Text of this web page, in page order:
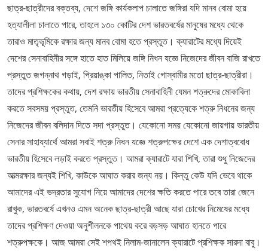
ছাত্র-ছাত্রীদের বক্তব্য, দেশে জঙ্গি কার্যকলাপ চালাতে জঙ্গিরা যদি মানব বোমা হয়ে
হত্যালীলা চালাতে পারে, তাহলে ১৩০ কোটির দেশ ভারতবর্ষের মানুষের মধ্যে থেকে
তারাও মাতৃভূমিকে রক্ষার জন্য মানব বোমা হতে প্রস্তুত। ক্যারাটের মধ্যে দিয়েই
দেশের সেনাবাহিনীর সঙ্গে হাতে হাত মিলিয়ে জঙ্গি নিধন যজ্ঞে নিজেদের জীবন বাজি রাখতে
প্রস্তুত জগন্নাথ গড়াই, প্রিয়াঙ্কা পালিত, নিতাই গোস্বামীর মতো ছাত্র-ছাত্রীরা।
তাদের প্রশিক্ষকের কথায়, দেশ রক্ষায় ভারতীয় সেনাবাহিনী যেমন শত্রুদের মোকাবিলা
করতে সবসময় প্রস্তুত, তেমনি ভারতীয় হিসেবে আমরা প্রত্যেকে শত্রু নিধনের জন্য
নিজেদের জীবন বলিদান দিতে সদা প্রস্তুত। যেকোনো সময় যেকোনো জায়গায় ভারতীয়
সেনার সাহায্যার্থে আমরা সবাই শত্রু নিধন যজ্ঞে শত্রুপক্ষের দেশে এক দেশাত্ববোধ
ভারতীয় হিসেবে লড়াই করতে প্রস্তুত। আমরা ক্যারাটে যারা শিখি, তারা শুধু নিজেদের
আত্মরক্ষার জন্যই শিখি, কাউকে আঘাত করার জন্য নয়। কিন্তু কেউ যদি ভেবে থাকে
আমাদের এই ভদ্রতার সুযোগ নিয়ে আমাদের দেশের ক্ষতি করতে পারে তবে তারা জেনে
রাখুক, ভারতবর্ষে এখনও এমন অনেক ছাত্র-ছাত্রী আছে যারা চোখের নিমেষের মধ্যে
তাদের প্রশিক্ষণ দেওয়া অনুশীলনকে পাথেয় করে বড়সড় আঘাত হানতে পারে
শত্রুপক্ষকে। আজ আমরা সেই শপথই নিলাম-জানালেন ক্যারাটে প্রশিক্ষক সারদা বাবু।